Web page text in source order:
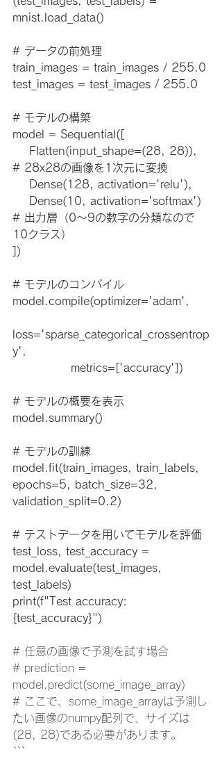
mnist.load_data()
# データの前処理
train_images = train_images / 255.0
test_images = test_images / 255.0
# モデルの構築
model = Sequential([
# 28x28の画像を1次元に変換
    Dense(128, activation='relu'),
# 出力層（0〜9の数字の分類なので
10クラス）
])
# モデルのコンパイル
model.compile(optimizer='adam',
loss='sparse_categorical_crossentrop
y',
              metrics=['accuracy'])
# モデルの概要を表示
model.summary()
# モデルの訓練
model.fit(train_images, train_labels,
epochs=5, batch_size=32,
validation_split=0.2)
# テストデータを用いてモデルを評価
test_loss, test_accuracy =
model.evaluate(test_images,
test_labels)
print(f"Test accuracy:
{test_accuracy}")
# 任意の画像で予測を試す場合
# prediction =
model.predict(some_image_array)
# ここで、some_image_arrayは予測し
たい画像のnumpy配列で、サイズは
(28, 28)である必要があります。
```